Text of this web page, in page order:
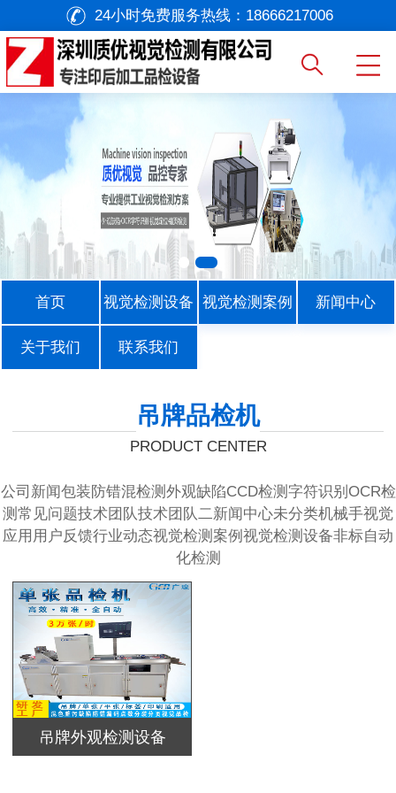
24小时免费服务热线： 18666217006
首页 视觉检测设备 视觉检测案例 新闻中心
关于我们 联系我们
吊牌品检机
PRODUCT CENTER
公司新闻包装防错混检测 外观缺陷CCD检测 字符识别OCR检
测 常见问题技术团队技术团队二新闻中心未分类机械手视觉
应用 用户反馈行业动态视觉检测案例 视觉检测设备非标自动
化检测
吊牌外观检测设备